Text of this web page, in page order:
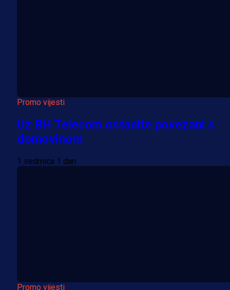
Promo vijesti
Uz BH Telecom ostanite povezani s
domovinom
1 sedmica 1 dan
Promo vijesti